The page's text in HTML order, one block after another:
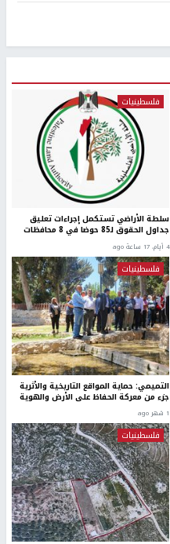
فلسطينيات
سلطة الأراضي تستكمل إجراءات تعليق
جداول الحقوق لـ85 حوضا في 8 محافظات
4 أيام، 17 ساعة ago
فلسطينيات
التميمي: حماية المواقع التاريخية والأثرية
جزء من معركة الحفاظ على الأرض والهوية
1 شهر ago
فلسطينيات